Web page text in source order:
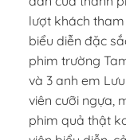
lượt khách
biểu diễn đặc
phim trường
và 3 anh em
viên cưỡi ngựa,
phim quả thật